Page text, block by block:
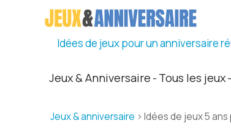
Idées de jeux pour un anniversaire
Jeux & Anniversaire - Tous les jeux-
Jeux & anniversaire > Idées de jeux 5